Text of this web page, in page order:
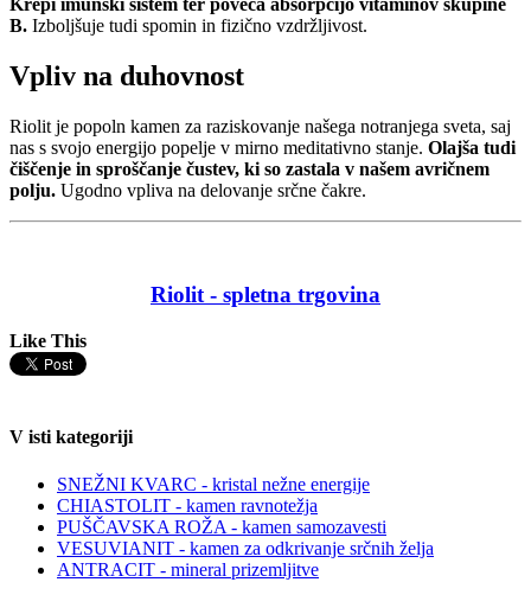
Krepi imunski sistem ter poveča absorpcijo vitaminov skupine
B. Izboljšuje tudi spomin in fizično vzdržljivost.
Vpliv na duhovnost
Riolit je popoln kamen za raziskovanje našega notranjega sveta, saj
nas s svojo energijo popelje v mirno meditativno stanje. Olajša tudi
čiščenje in sproščanje čustev, ki so zastala v našem avričnem
polju. Ugodno vpliva na delovanje srčne čakre.
Riolit - spletna trgovina
Like This
V isti kategoriji
SNEŽNI KVARC - kristal nežne energije
CHIASTOLIT - kamen ravnotežja
PUŠČAVSKA ROŽA - kamen samozavesti
VESUVIANIT - kamen za odkrivanje srčnih želja
ANTRACIT - mineral prizemljitve